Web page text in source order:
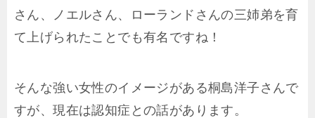
さん、ノエルさん、ローランドさんの三姉弟を育
て上げられたことでも有名ですね！
そんな強い女性のイメージがある桐島洋子さんで
すが、現在は認知症との話があります。